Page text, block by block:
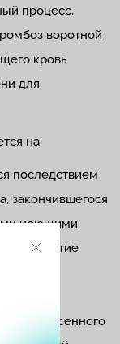
процесс,
воротной
кровь
для
на:
последствием
закончившегося
ноющими
Развитие
перенесенного